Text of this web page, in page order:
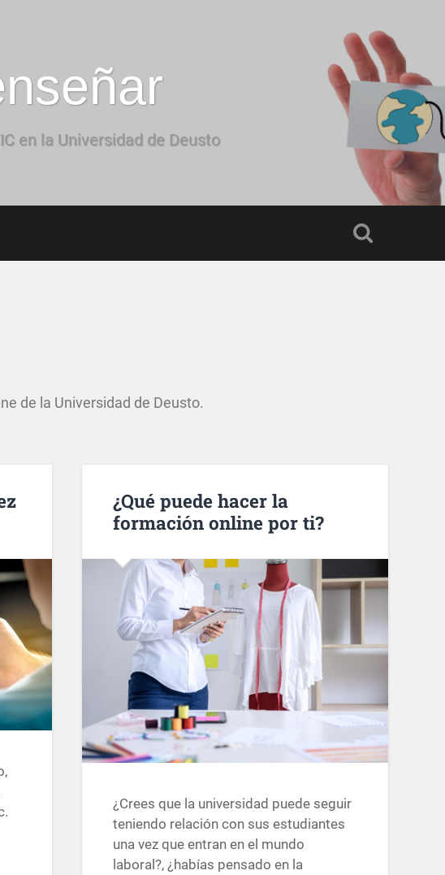
en la Universidad de Deusto
de la Universidad de Deusto.
¿Qué puede hacer la
formación online por ti?
¿Crees que la universidad puede seguir
teniendo relación con sus estudiantes
una vez que entran en el mundo
laboral?, ¿habías pensado en la